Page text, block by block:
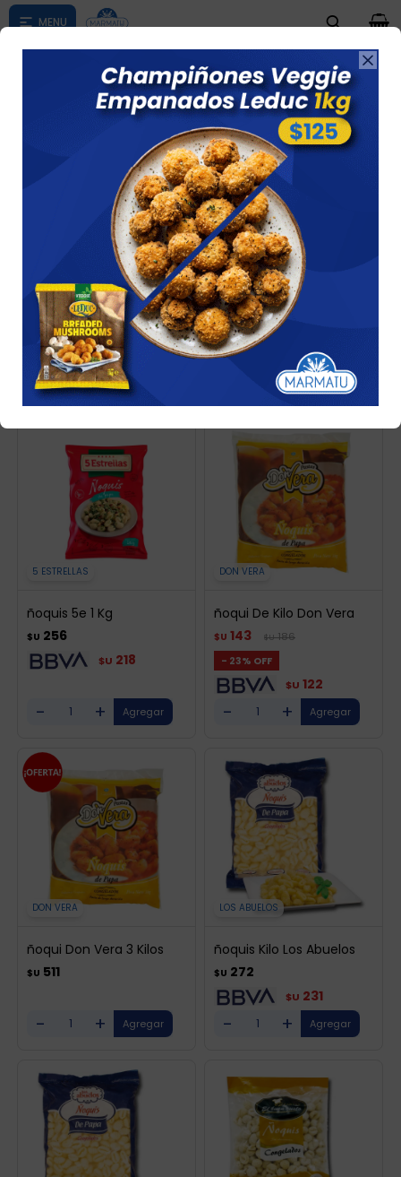

según su zona
0

ÑOQUIS
Ver 7 artículos
Recomendados
Filtrando por: Pasta Quitar filtros
5 ESTRELLAS
ñoquis 5e 1 Kg
$U 256
$U 218
- +
DON VERA
ñoqui De Kilo Don Vera
$U 143 $U 186
23
$U 122
- +
DON VERA
ñoqui Don Vera 3 Kilos
$U 511
- +
LOS ABUELOS
ñoquis Kilo Los Abuelos
$U 272
$U 231
- +